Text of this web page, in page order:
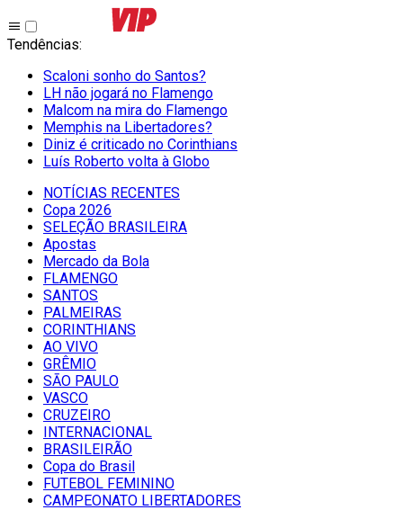
Tendências:
Scaloni sonho do Santos?
LH não jogará no Flamengo
Malcom na mira do Flamengo
Memphis na Libertadores?
Diniz é criticado no Corinthians
Luís Roberto volta à Globo
NOTÍCIAS RECENTES
Copa 2026
SELEÇÃO BRASILEIRA
Apostas
Mercado da Bola
FLAMENGO
SANTOS
PALMEIRAS
CORINTHIANS
AO VIVO
GRÊMIO
SĀO PAULO
VASCO
CRUZEIRO
INTERNACIONAL
BRASILEIRÃO
Copa do Brasil
FUTEBOL FEMININO
CAMPEONATO LIBERTADORES